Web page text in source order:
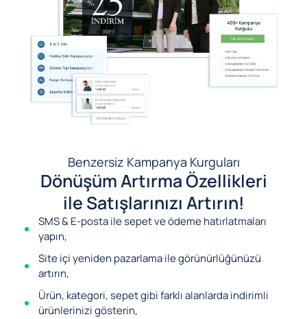
Benzersiz Kampanya Kurguları
Dönüşüm Artırma Özellikleri
ile Satışlarınızı Artırın!
SMS & E-posta ile sepet ve ödeme hatırlatmaları
yapın,
Site içi yeniden pazarlama ile görünürlüğünüzü
artırın,
Ürün, kategori, sepet gibi farklı alanlarda indirimli
ürünlerinizi gösterin,